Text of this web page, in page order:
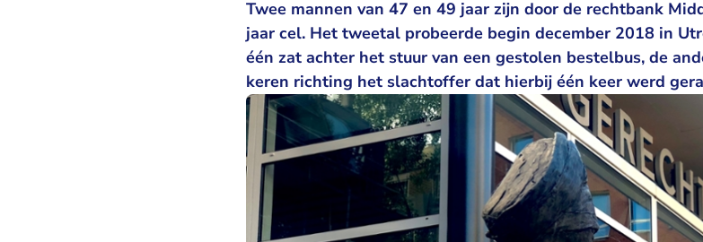
Twee mannen van 47 en 49 jaar zijn door de rechtbank
jaar cel. Het tweetal probeerde begin december 2018 in
één zat achter het stuur van een gestolen bestelbus, de
keren richting het slachtoffer dat hierbij één keer werd